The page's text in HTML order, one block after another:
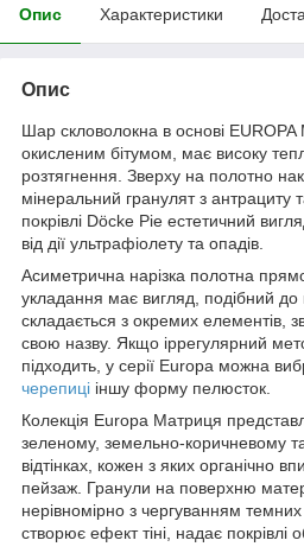
Опис Характеристики
Опис
Шар скловолокна в основі
окисленим бітумом, має високу
розтягнення. Зверху на полотно
мінеральний гранулят з антрациту
покрівлі Döcke Pie естетичний
від дії ультрафіолету та опадів.
Асиметрична нарізка полотна
укладання має вигляд, подібний
складається з окремих елементів,
свою назву. Якщо іррегулярний
підходить, у серії Europa можна
черепиці іншу форму пелюсток.
Колекція Europa Матриця
зеленому, земельно-коричневому
відтінках, кожен з яких органічно
пейзаж. Гранули на поверхню
нерівномірно з чергуванням темних
створює ефект тіні, надає покрівлі